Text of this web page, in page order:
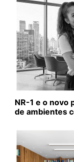
NR-1 e o novo
de ambientes